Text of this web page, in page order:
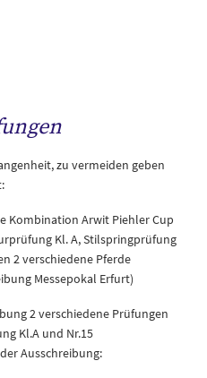
zu vermeiden geben
Kombination Arwit Piehler Cup
Kl. A, Stilspringprüfung
2 verschiedene Pferde
Messepokal Erfurt)
2 verschiedene Prüfungen
Kl.A und Nr.15
Ausschreibung: